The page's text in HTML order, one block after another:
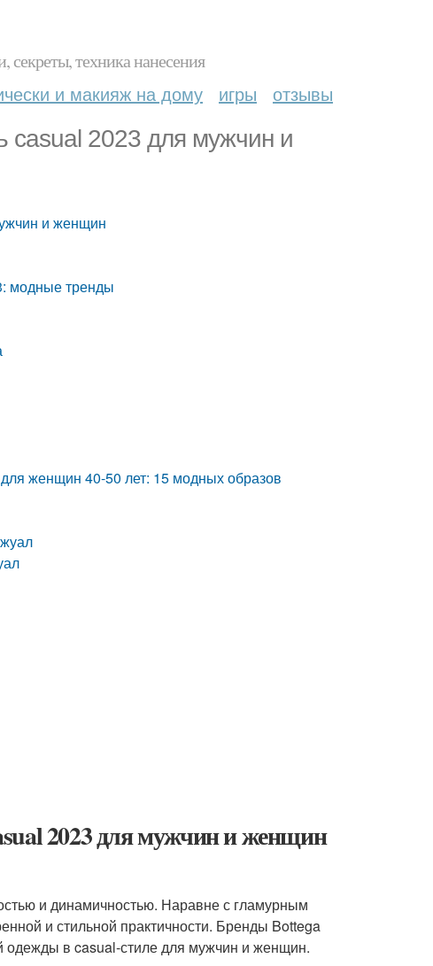
техника нанесения
и макияж на дому игры отзывы
casual 2023 для мужчин и
и женщин
модные тренды
женщин 40-50 лет: 15 модных образов
2023 для мужчин и женщин
и динамичностью. Наравне с гламурным
и стильной практичности. Бренды Bottega
одежды в casual-стиле для мужчин и женщин.